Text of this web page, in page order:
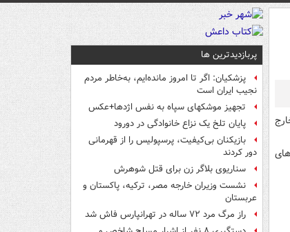
پربازدیدترین ها
پزشکیان: اگر تا امروز مانده‌ایم، به‌خاطر مردم
نجیب ایران است
تجهیز موشکهای سپاه به نفس اژدها+عکس
پایان تلخ یک نزاع خانوادگی در دورود
بازیکنان بی‌کیفیت، پرسپولیس را از قهرمانی
دور کردند
سناریوی بلاگر زن برای قتل شوهرش
نشست وزیران خارجه مصر، ترکیه، پاکستان و
عربستان
راز مرگ مرد ۷۲ ساله در تهرانپارس فاش شد